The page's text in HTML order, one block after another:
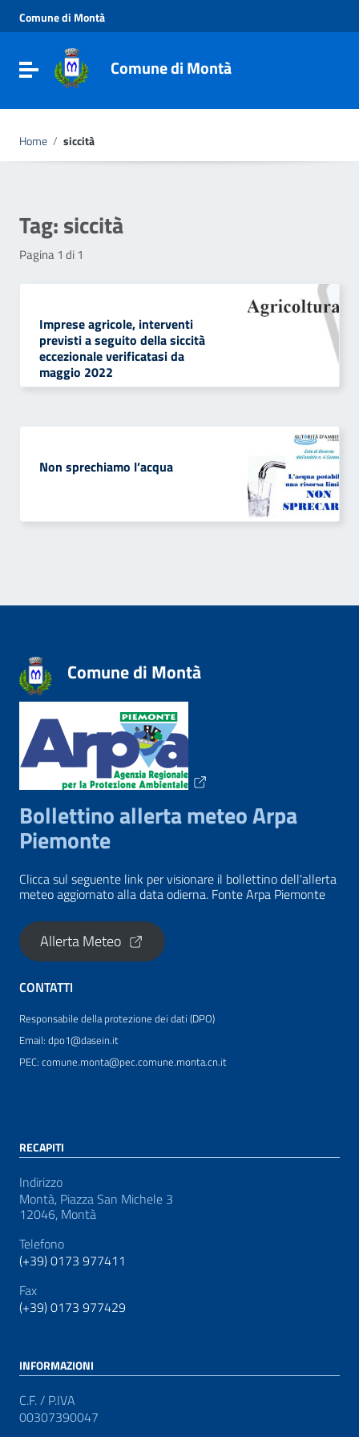
Vai al menu di navigazione
Vai al footer
Comune di Montà
Toggle navigationComune di Montà
Home / siccità
Tag:siccità
Pagina 1 di 1
Imprese agricole, interventi
previsti a seguito della siccità
eccezionale verificatasi da
maggio 2022
Non sprechiamo l’acqua
Comune di Montà
Bollettino allerta meteo Arpa
Piemonte
Clicca sul seguente link per visionare il bollettino dell'allerta
meteo aggiornato alla data odierna. Fonte Arpa Piemonte
Allerta Meteo
CONTATTI
Responsabile della protezione dei dati (DPO)
Email: dpo1@dasein.it
PEC: comune.monta@pec.comune.monta.cn.it
RECAPITI
Indirizzo
Montà, Piazza San Michele 3
12046, Montà
Telefono
(+39) 0173 977411
Fax
(+39) 0173 977429
INFORMAZIONI
C.F. / P.IVA
00307390047